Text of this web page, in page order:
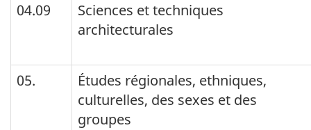
sont
présentées
code
04.09
Sciences et techniques
architecturales
05.
Études régionales, ethniques,
culturelles, des sexes et des
groupes